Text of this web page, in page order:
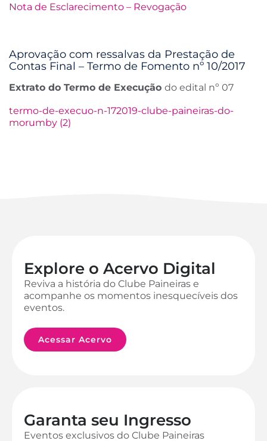
Nota de Esclarecimento – Revogação
Aprovação com ressalvas da Prestação de
Contas Final – Termo de Fomento nº 10/2017
Extrato do Termo de Execução do edital nº 07
termo-de-execuo-n-172019-clube-paineiras-do-
morumby (2)
Explore o Acervo Digital
Reviva a história do Clube Paineiras e
acompanhe os momentos inesquecíveis dos
eventos.
Acessar Acervo
Garanta seu Ingresso
Eventos exclusivos do Clube Paineiras